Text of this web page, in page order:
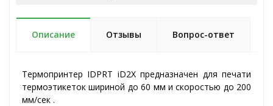
Описание Отзывы Вопрос-ответ
Термопринтер IDPRT iD2X предназначен для печати
термоэтикеток шириной до 60 мм и скоростью до 200
мм/сек .